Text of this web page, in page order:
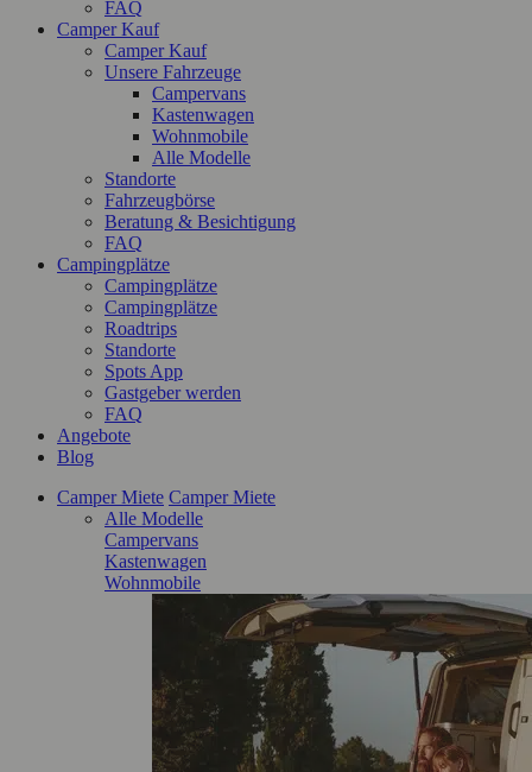
FAQ
Camper Kauf
Camper Kauf
Unsere Fahrzeuge
Campervans
Kastenwagen
Wohnmobile
Alle Modelle
Standorte
Fahrzeugbörse
Beratung & Besichtigung
FAQ
Campingplätze
Campingplätze
Campingplätze
Roadtrips
Standorte
Spots App
Gastgeber werden
FAQ
Angebote
Blog
Camper Miete Camper Miete
Alle Modelle
Campervans
Kastenwagen
Wohnmobile